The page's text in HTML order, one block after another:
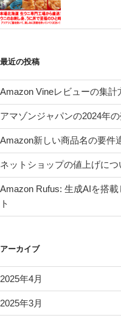
最近の投稿
Amazon Vineレビューの集計
アマゾンジャパンの2024年
Amazon新しい商品名の要件
ネットショップの値上げにつ
Amazon Rufus: 生成AIを搭
ト
アーカイブ
2025年4月
2025年3月